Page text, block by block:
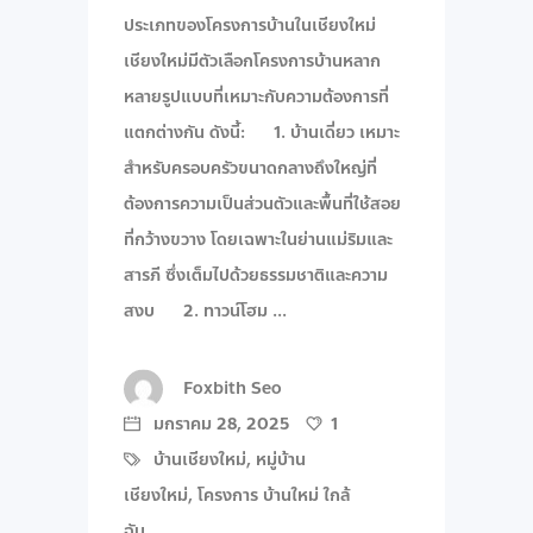
ประเภทของโครงการบ้านในเชียงใหม่
เชียงใหม่มีตัวเลือกโครงการบ้านหลาก
หลายรูปแบบที่เหมาะกับความต้องการที่
แตกต่างกัน ดังนี้: 1. บ้านเดี่ยว เหมาะ
สำหรับครอบครัวขนาดกลางถึงใหญ่ที่
ต้องการความเป็นส่วนตัวและพื้นที่ใช้สอย
ที่กว้างขวาง โดยเฉพาะในย่านแม่ริมและ
สารภี ซึ่งเต็มไปด้วยธรรมชาติและความ
สงบ 2. ทาวน์โฮม
Foxbith Seo
มกราคม 28, 2025
1
บ้านเชียงใหม่, หมู่บ้าน
เชียงใหม่, โครงการ บ้านใหม่ ใกล้